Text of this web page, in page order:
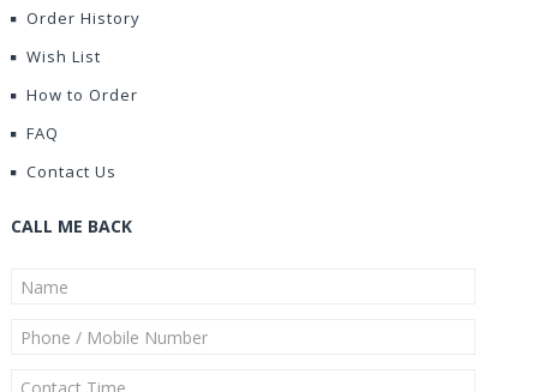
Order History
Wish List
How to Order
FAQ
Contact Us
CALL ME BACK